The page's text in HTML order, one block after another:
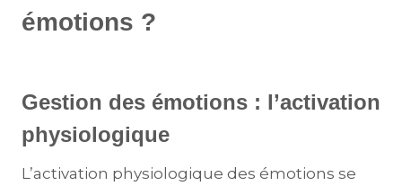
émotions ?
Gestion des émotions : l’activation
physiologique
L’activation physiologique des émotions se